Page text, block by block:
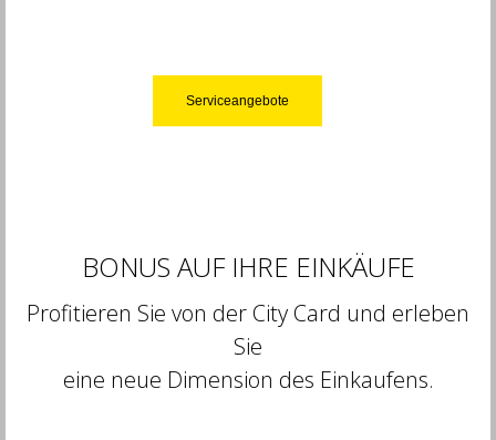
Serviceangebote
BONUS AUF IHRE EINKÄUFE
Profitieren Sie von der City Card und erleben
Sie
eine neue Dimension des Einkaufens.